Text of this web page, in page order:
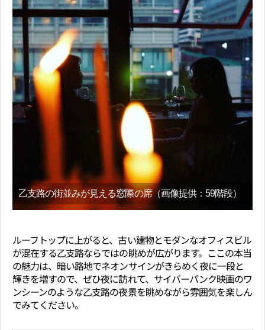
乙支路の街並みが見える窓際の席（画像提供：59階段）
ルーフトップに上がると、古い建物とモダンなオフィスビル
が混在する乙支路ならではの眺めが広がります。ここの本当
の魅力は、暗い路地でネオンサインがきらめく夜に一段と
輝きを増すので、ぜひ夜に訪れて、サイバーパンク映画のワ
ンシーンのような乙支路の夜景を眺めながら雰囲気を楽しん
でみてください。